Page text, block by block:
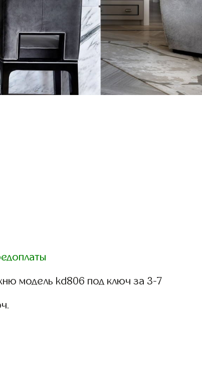
модель kd806 под ключ за 3-7